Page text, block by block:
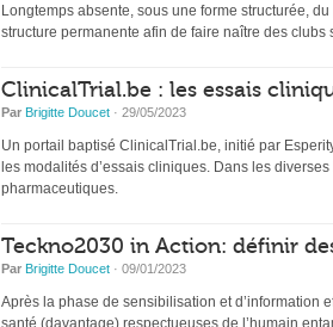
Longtemps absente, sous une forme structurée,
structure permanente afin de faire naître des
ClinicalTrial.be : les essais
Par Brigitte Doucet · 29/05/2023
Un portail baptisé ClinicalTrial.be, initié par
les modalités d’essais cliniques. Dans les
pharmaceutiques.
Teckno2030 in Action: définir
Par Brigitte Doucet · 09/01/2023
Après la phase de sensibilisation et d’information
santé (davantage) respectueuses de l’humain